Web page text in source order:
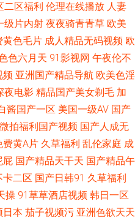
袜福利观看 91www涩色 日韩综合
91玖玖 91国产精品第一页 91疯狂
品网址 97公开久久 91猫先生欧美精
欧美性爱复古wwww 天堂社区在线
爱社区 69福利导航视频 91嫩国产
一本道 91插逼视频 91网页破解免费
频 91網站 潮喷视频一区二区 久草
二区福利 伦理在线播放 人妻
级片内射 夜夜骑青青草 欧美
黄色毛片 成人精品无码视频 欧
色六月天 91影视网 午夜伦不
频 亚洲国产精品导航 欧美色淫
夜电影 精品国产美女剃毛 加
酱国产一区 美国一级AV 国产
微拍福利国产视频 国产人成无
费黄A片 久草福利 乱伦家庭 成
屁 国产精品天干天 国产精品午
卡二区 国产日韩91 久草福利
操 91草草酒店视频 韩日一区
日本 茄子视频污 亚洲色欲天天